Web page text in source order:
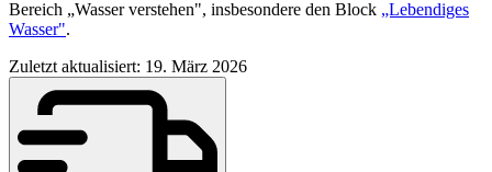
Bereich „Wasser verstehen", insbesondere den Block „Lebendiges
Wasser".
Zuletzt aktualisiert: 19. März 2026